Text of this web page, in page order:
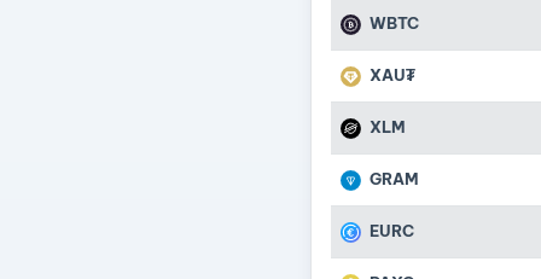
WBTC
XAU₮
XLM
GRAM
EURC